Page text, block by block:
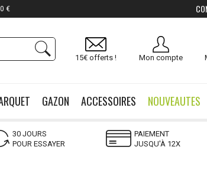
Mon compte
15€ offerts !
GAZON ACCESSOIRES NOUVEAUTES
30 JOURS
POUR ESSAYER
PAIEMENT
JUSQU'À 12X
OFFERTS